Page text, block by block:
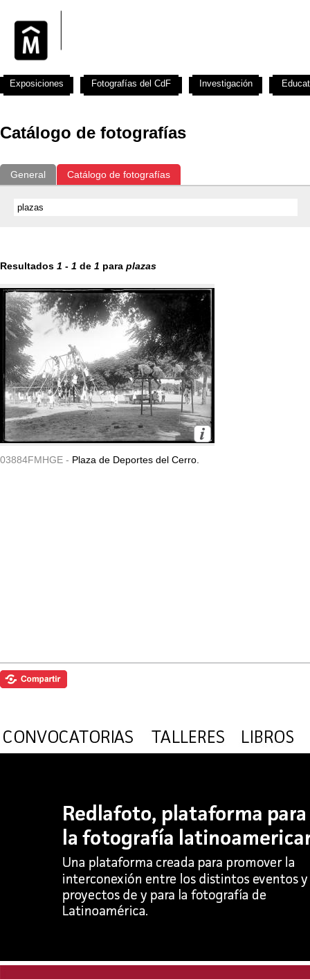
Catálogo de fotografías
General Catálogo de fotografías
Resultados 1 - 1 de 1 para plazas
03884FMHGE - Plaza de Deportes del Cerro.
Exposiciones Fotografías del CdF Investigación